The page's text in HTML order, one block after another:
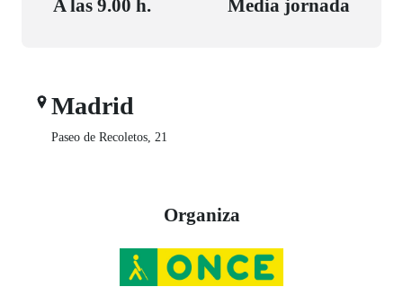
A las 9.00 h. Media jornada
Madrid
Paseo de Recoletos, 21
Organiza